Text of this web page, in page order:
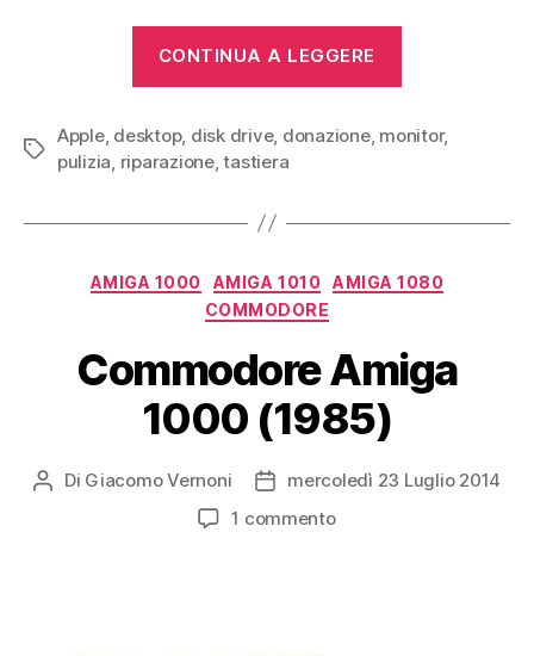
CONTINUA A LEGGERE
Apple
Tag
Apple, desktop, disk drive, donazione, monitor,
pulizia riparazione,tastiera
Categorie
AMIGA 1000 AMIGA 1010 AMIGA 1080
COMMODORE
Commodore Amiga
1000 (1985)
Autore
Di Giacomo Vernoni
Datamercoledì 23 Luglio 2014
1 commentosu